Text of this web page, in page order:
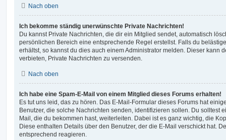
Nach oben
Ich bekomme ständig unerwünschte Private Nachrichten!
Du kannst Private Nachrichten, die dir ein Mitglied sendet, automatisch
persönlichen Bereich eine entsprechende Regel erstellst. Falls du
erhältst, so kannst du dies auch einem Administrator melden. Dieser kann
verbieten, Private Nachrichten zu versenden.
Nach oben
Ich habe eine Spam-E-Mail von einem Mitglied dieses Forums erhalten!
Es tut uns leid, das zu hören. Das E-Mail-Formular dieses Forums hat
Benutzer, die solche Nachrichten senden, identifizieren sollen. Du solltest
Mail, die du bekommen hast, weiterleiten. Dabei ist es ganz wichtig, die
Diese enthalten Details über den Benutzer, der die E-Mail verschickt hat.
entsprechend reagieren.